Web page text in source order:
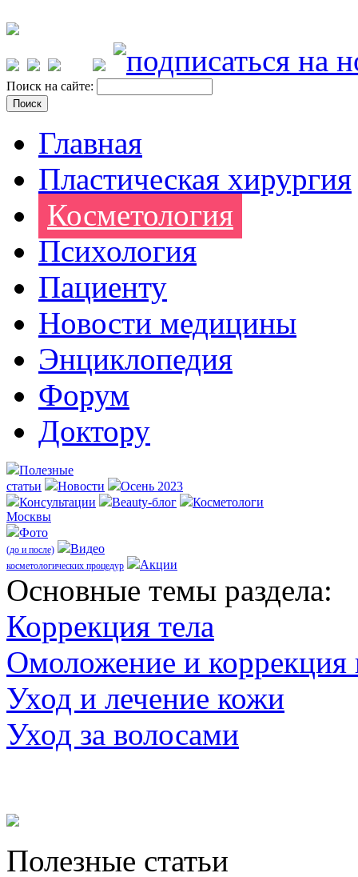
Поиск на сайте:
Главная
Пластическая хирургия
Косметология
Психология
Пациенту
Новости медицины
Энциклопедия
Форум
Доктору
Полезные
статьи
Новости
Осень 2023
Консультации
Beauty-блог
Косметологи
Москвы
Фото
(до и после) Видео
косметологических процедур Акции
Оcновные темы раздела:
Коррекция тела
Омоложение и коррекция
Уход и лечение кожи
Уход за волосами
Полезные статьи